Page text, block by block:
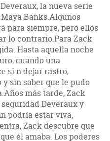
la nueva serie
Banks.Algunos
para siempre, pero ellos
lo contrario.Para Zack
Hasta aquella noche
cuando una
si n dejar rastro,
sin saber que le pudo
más tarde, Zack
Deveraux y
podría estar viva,
Zack descubre que
él amaba. Los poderes